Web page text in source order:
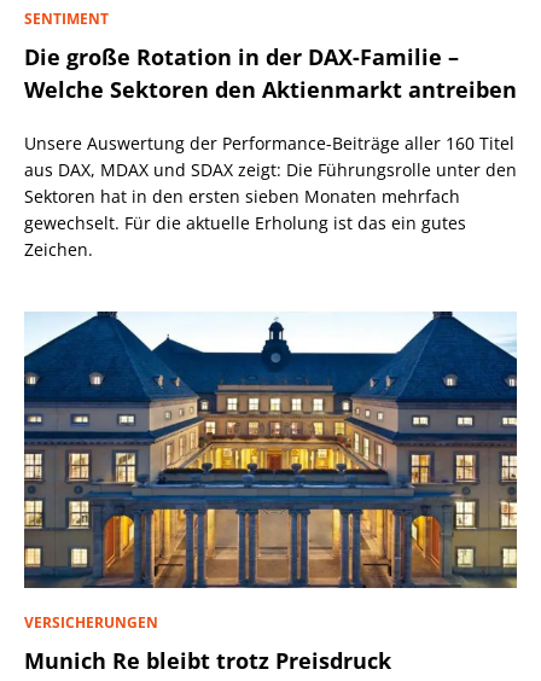
SENTIMENT
Die große Rotation in der DAX-Familie –
Welche Sektoren den Aktienmarkt antreiben
Unsere Auswertung der Performance-Beiträge aller 160 Titel
aus DAX, MDAX und SDAX zeigt: Die Führungsrolle unter den
Sektoren hat in den ersten sieben Monaten mehrfach
gewechselt. Für die aktuelle Erholung ist das ein gutes
Zeichen.
VERSICHERUNGEN
Munich Re bleibt trotz Preisdruck